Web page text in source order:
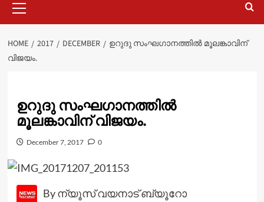
Menu
HOME 2017 DECEMBER
ഉറുദു സംഘഗാനത്തിൽ മൂലങ്കാവിന്
വിജയം.
ഉറുദു സംഘഗാനത്തിൽ
മൂലങ്കാവിന് വിജയം.
December 7, 2017 0
By ന്യൂസ് വയനാട് ബ്യൂറോ